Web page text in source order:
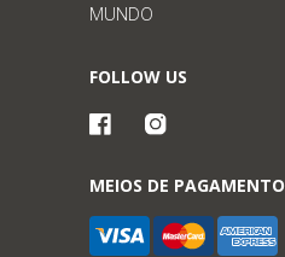
MUNDO
FOLLOW US
MEIOS DE PAGAMENTO